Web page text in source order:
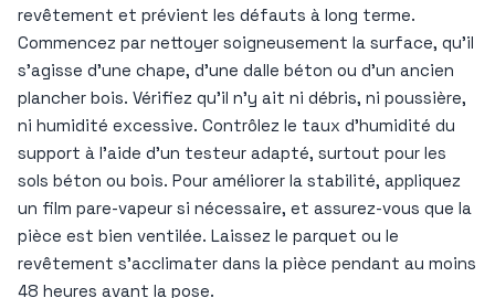
revêtement et prévient les défauts à long terme.
Commencez par nettoyer soigneusement la surface, qu’il
s’agisse d’une chape, d’une dalle béton ou d’un ancien
plancher bois. Vérifiez qu’il n’y ait ni débris, ni poussière,
ni humidité excessive. Contrôlez le taux d’humidité du
support à l’aide d’un testeur adapté, surtout pour les
sols béton ou bois. Pour améliorer la stabilité, appliquez
un film pare-vapeur si nécessaire, et assurez-vous que la
pièce est bien ventilée. Laissez le parquet ou le
revêtement s’acclimater dans la pièce pendant au moins
48 heures avant la pose.